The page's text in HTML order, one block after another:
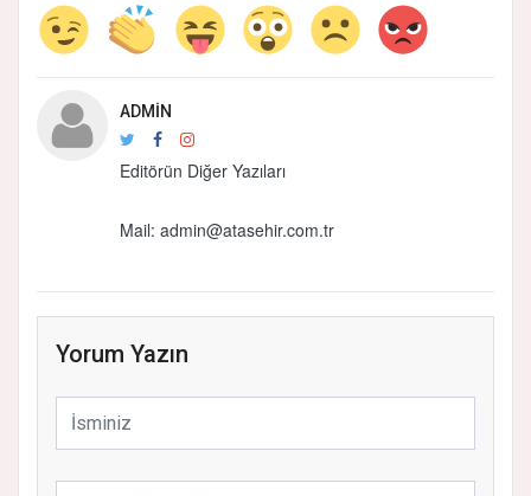
ADMIN
Editörün Diğer Yazıları
Mail: admin@atasehir.com.tr
Yorum Yazın